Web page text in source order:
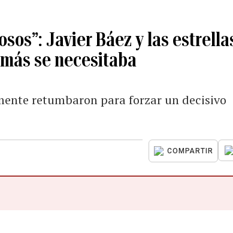
Javier Báez y las
se necesitaba
retumbaron para forzar un decisivo
COMPARTIR